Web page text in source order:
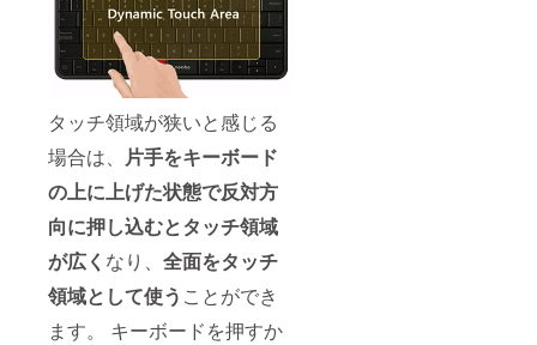
タッチ領域が狭いと感じる
場合は、 片手をキーボード
の上に上げた状態で反対方
向に押し込むとタッチ領域
が広く なり、 全面をタッチ
領域として使う ことができ
ます。 キーボードを押すか